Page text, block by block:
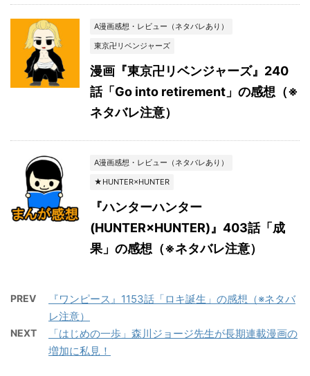
A漫画感想・レビュー（ネタバレあり）
東京卍リベンジャーズ
漫画『東京卍リベンジャーズ』240
話「Go into retirement」の感想（※
ネタバレ注意）
A漫画感想・レビュー（ネタバレあり）
★HUNTER×HUNTER
『ハンターハンター
(HUNTER×HUNTER)』403話「成
果」の感想（※ネタバレ注意）
PREV
『ワンピース』1153話「ロキ誕生」の感想（※ネタバ
レ注意）
NEXT
「はじめの一歩」森川ジョージ先生が長期連載漫画の
増加に私見！